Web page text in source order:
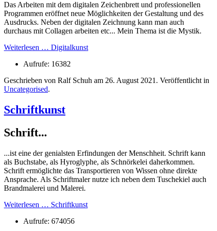
Das Arbeiten mit dem digitalen Zeichenbrett und professionellen
Programmen eröffnet neue Möglichkeiten der Gestaltung und des
Ausdrucks. Neben der digitalen Zeichnung kann man auch
durchaus mit Collagen arbeiten etc... Mein Thema ist die Mystik.
Weiterlesen … Digitalkunst
Aufrufe: 16382
Geschrieben von Ralf Schuh am 26. August 2021 . Veröffentlicht in
Uncategorised.
Schriftkunst
Schrift...
...ist eine der genialsten Erfindungen der Menschheit. Schrift kann
als Buchstabe, als Hyroglyphe, als Schnörkelei daherkommen.
Schrift ermöglichte das Transportieren von Wissen ohne direkte
Ansprache. Als Schriftmaler nutze ich neben dem Tuschekiel auch
Brandmalerei und Malerei.
Weiterlesen … Schriftkunst
Aufrufe: 674056